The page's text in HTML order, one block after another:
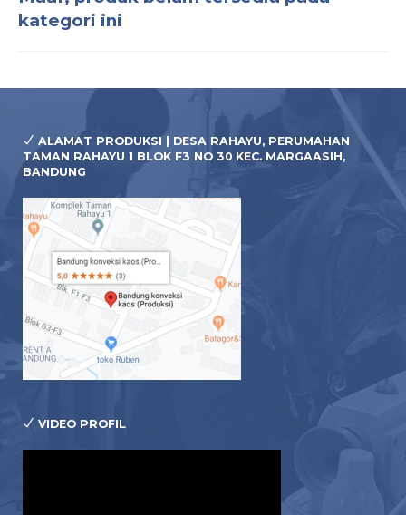
kategori ini
ALAMAT PRODUKSI | DESA RAHAYU, PERUMAHAN
TAMAN RAHAYU 1 BLOK F3 NO 30 KEC. MARGAASIH,
BANDUNG
VIDEO PROFIL